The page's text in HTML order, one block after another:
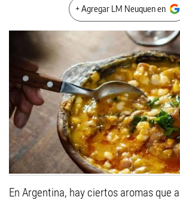
+ Agregar LM Neuquen en
En Argentina, hay ciertos aromas que